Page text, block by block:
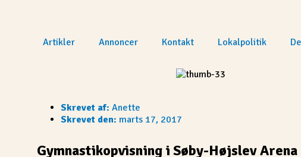
Artikler
Annoncer Kontakt Lokalpolitik
Skrevet af: Anette
Skrevet den: marts 17, 2017
Gymnastikopvisning i Søby-Højslev Arena